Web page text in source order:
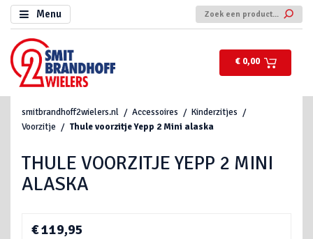
Menu
€ 0,00
smitbrandhoff2wielers.nl Accessoires
Kinderzitjes
Voorzitje
Thule voorzitje Yepp 2 Mini alaska
THULE VOORZITJE YEPP 2 MINI
ALASKA
€ 119,95